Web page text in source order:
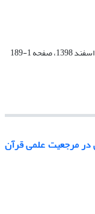
در مرجعیت علمى قرآن